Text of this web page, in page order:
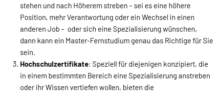
stehen und nach Höherem streben – sei es eine höhere
Position, mehr Verantwortung oder ein Wechsel in einen
anderen Job – oder sich eine Spezialisierung wünschen,
dann kann ein Master-Fernstudium genau das Richtige für Sie
sein.
Hochschulzertifikate: Speziell für diejenigen konzipiert, die
in einem bestimmten Bereich eine Spezialisierung anstreben
oder ihr Wissen vertiefen wollen, bieten die